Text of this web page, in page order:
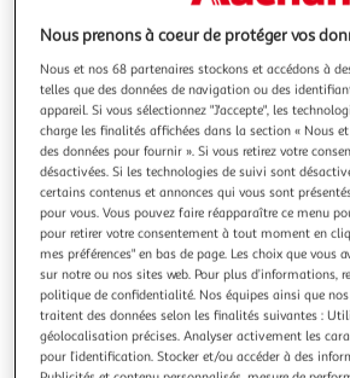
ATMOSPHERA
Lot de 4 malles de rangement city
Informations Techniques : Dimensions 1 : L. 80 x P. 40 x H.
40 cm Dimensions 2 : L. 70 x P. 35 x H.
L. 60 x P. 30 x H. 30 cm Dimensions 4 :
cm Matière : Nylon, MDF, Alliage de
En savoir +
Vous voulez connaître le prix
Nous prenons à coeur de protéger vos
Nous et nos 68 partenaires stockons et accédons à
telles que des données de navigation ou des
appareil. Si vous sélectionnez "J'accepte", les
charge les finalités affichées dans la section « Nous
des données pour fournir ». Si vous retirez votre
désactivées. Si les technologies de suivi sont
certains contenus et annonces qui vous sont
pour vous. Vous pouvez faire réapparaître ce menu
pour retirer votre consentement à tout moment en
mes préférences" en bas de page. Les choix que vous
sur notre ou nos sites web. Pour plus d’informations,
politique de confidentialité. Nos équipes ainsi que
traitent des données selon les finalités suivantes :
géolocalisation précises. Analyser activement les
pour l’identification. Stocker et/ou accéder à des